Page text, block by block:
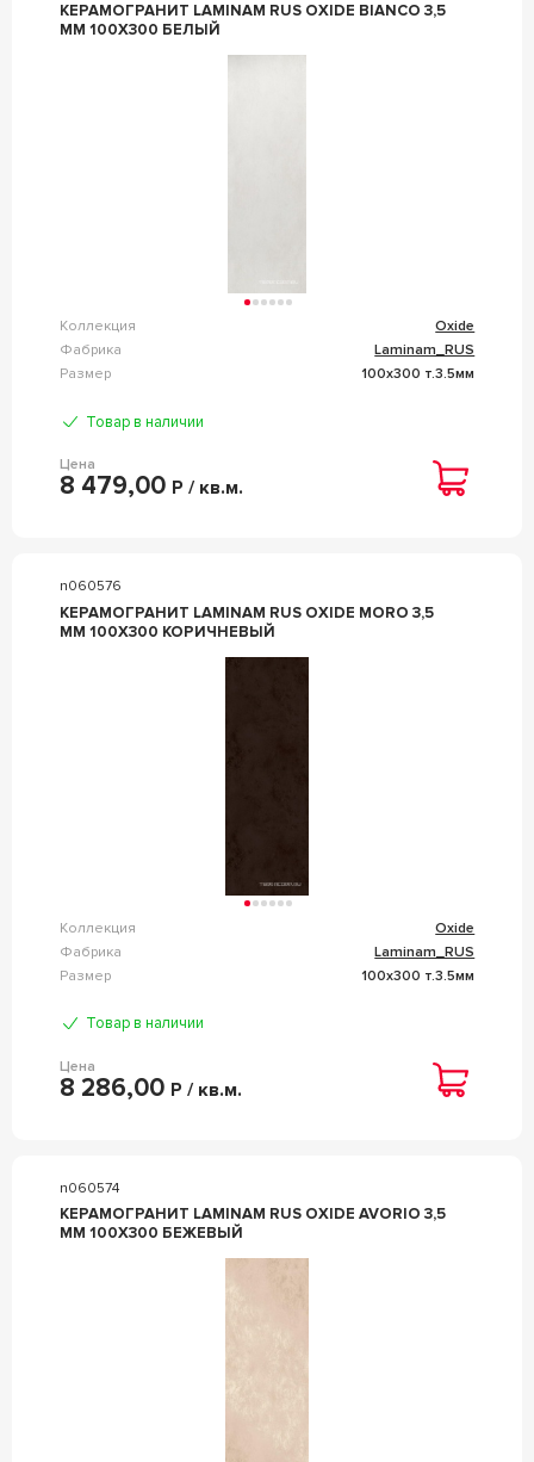
КЕРАМОГРАНИТ LAMINAM RUS OXIDE BIANCO 3,5
MM 100X300 БЕЛЫЙ
Коллекция
Oxide
Фабрика
Laminam_RUS
Размер
100x300 т.3.5мм
Товар в наличии
Цена
8 479,00 Р / кв.м.
n060576
КЕРАМОГРАНИТ LAMINAM RUS OXIDE MORO 3,5
MM 100X300 КОРИЧНЕВЫЙ
Коллекция
Oxide
Фабрика
Laminam_RUS
Размер
100x300 т.3.5мм
Товар в наличии
Цена
8 286,00 Р / кв.м.
n060574
КЕРАМОГРАНИТ LAMINAM RUS OXIDE AVORIO 3,5
MM 100X300 БЕЖЕВЫЙ